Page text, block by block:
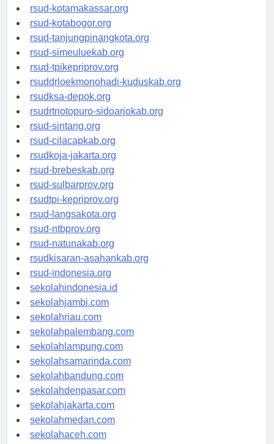
rsud-kotamakassar.org
rsud-kotabogor.org
rsud-tanjungpinangkota.org
rsud-simeuluekab.org
rsud-tpikepriprov.org
rsuddrloekmonohadi-kuduskab.org
rsudksa-depok.org
rsudrtnotopuro-sidoarjokab.org
rsud-sintang.org
rsud-cilacapkab.org
rsudkoja-jakarta.org
rsud-brebeskab.org
rsud-sulbarprov.org
rsudtpi-kepriprov.org
rsud-langsakota.org
rsud-ntbprov.org
rsud-natunakab.org
rsudkisaran-asahankab.org
rsud-indonesia.org
sekolahindonesia.id
sekolahjambi.com
sekolahriau.com
sekolahpalembang.com
sekolahlampung.com
sekolahsamarinda.com
sekolahbandung.com
sekolahdenpasar.com
sekolahjakarta.com
sekolahmedan.com
sekolahaceh.com